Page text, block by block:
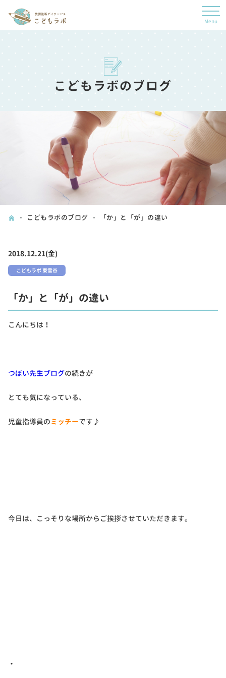
こどもラボのブログ
こどもラボのブログ 「か」と「が」の違い
2018.12.21(金)
こどもラボ 東雪谷
「か」と「が」の違い
こんにちは！
つぼい先生ブログの続きが
とても気になっている、
児童指導員のミッチーです♪
今日は、こっそりな場所からご挨拶させていただきます。
・